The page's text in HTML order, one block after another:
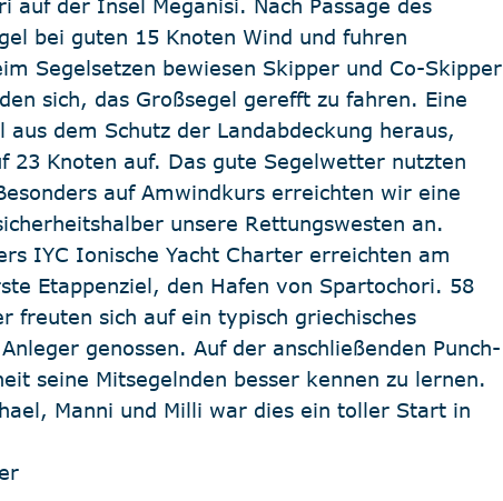
auf der Insel Meganisi. Nach Passage des
bei guten 15 Knoten Wind und fuhren
Segelsetzen bewiesen Skipper und Co-Skipper
sich, das Großsegel gerefft zu fahren. Eine
dem Schutz der Landabdeckung heraus,
23 Knoten auf. Das gute Segelwetter nutzten
auf Amwindkurs erreichten wir eine
unsere Rettungswesten an.
IYC Ionische Yacht Charter erreichten am
Etappenziel, den Hafen von Spartochori. 58
freuten sich auf ein typisch griechisches
genossen. Auf der anschließenden Punch-
seine Mitsegelnden besser kennen zu lernen.
Manni und Milli war dies ein toller Start in